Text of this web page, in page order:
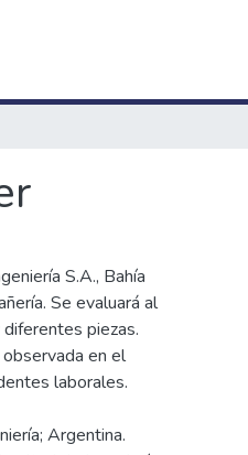
S.A., Bahía
Se evaluará al
piezas.
en el
Argentina.